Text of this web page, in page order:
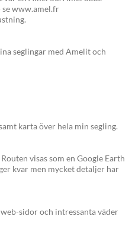
www.amel.fr
seglingar med Amelit och
karta över hela min segling.
visas som en Google Earth
kvar men mycket detaljer har
sidor och intressanta väder